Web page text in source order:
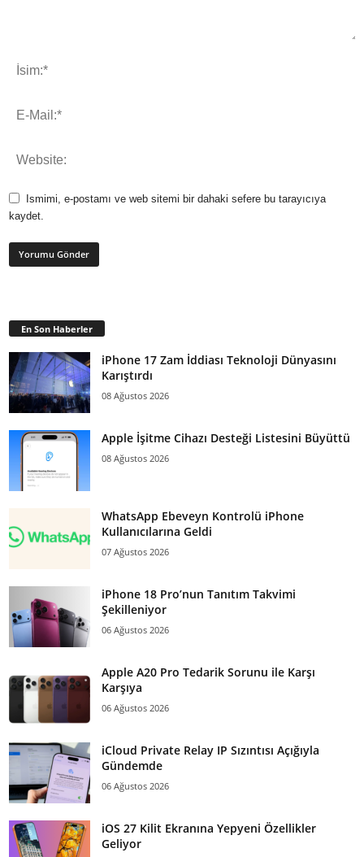
Ismimi, e-postamı ve web sitemi bir dahaki sefere bu tarayıcıya
kaydet.
En Son Haberler
iPhone 17 Zam İddiası Teknoloji Dünyasını
Karıştırdı
08 Ağustos 2026
Apple İşitme Cihazı Desteği Listesini Büyüttü
08 Ağustos 2026
WhatsApp Ebeveyn Kontrolü iPhone
Kullanıcılarına Geldi
07 Ağustos 2026
iPhone 18 Pro’nun Tanıtım Takvimi
Şekilleniyor
06 Ağustos 2026
Apple A20 Pro Tedarik Sorunu ile Karşı
Karşıya
06 Ağustos 2026
iCloud Private Relay IP Sızıntısı Açığıyla
Gündemde
06 Ağustos 2026
iOS 27 Kilit Ekranına Yepyeni Özellikler
Geliyor